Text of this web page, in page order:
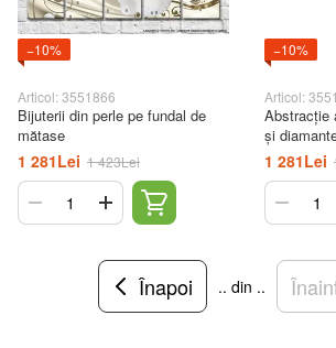
−10%
Articol: 3551866
Bijuterii din perle pe fundal de
mătase
1 281Lei 1 423Lei
−10%
Articol:
Abstracție
și
1 281Lei
Înapoi .. din ..